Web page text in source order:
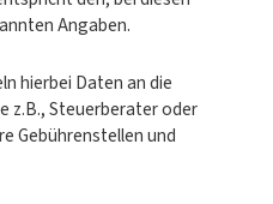
Angaben.
hierbei Daten an die
z.B., Steuerberater oder
Gebührenstellen und